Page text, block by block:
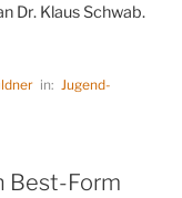
Dr. Klaus Schwab.
in: Jugend-
Best-Form